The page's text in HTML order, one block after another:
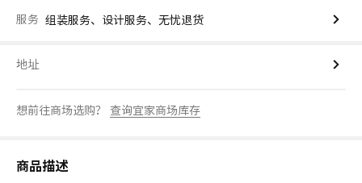
服务 组装服务、设计服务、无忧退货
地址
想前往商场选购？ 查询宜家商场库存
商品描述